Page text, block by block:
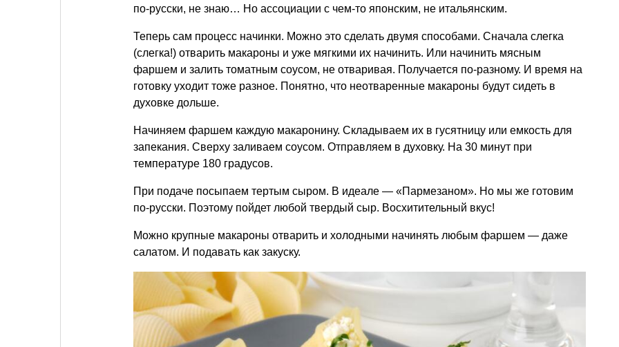
по-русски, не знаю… Но ассоциации с чем-то японским, не итальянским.
Теперь сам процесс начинки. Можно это сделать двумя способами. Сначала слегка
(слегка!) отварить макароны и уже мягкими их начинить. Или начинить мясным
фаршем и залить томатным соусом, не отваривая. Получается по-разному. И время на
готовку уходит тоже разное. Понятно, что неотваренные макароны будут сидеть в
духовке дольше.
Начиняем фаршем каждую макаронину. Складываем их в гусятницу или емкость для
запекания. Сверху заливаем соусом. Отправляем в духовку. На 30 минут при
температуре 180 градусов.
При подаче посыпаем тертым сыром. В идеале — «Пармезаном». Но мы же готовим
по-русски. Поэтому пойдет любой твердый сыр. Восхитительный вкус!
Можно крупные макароны отварить и холодными начинять любым фаршем — даже
салатом. И подавать как закуску.